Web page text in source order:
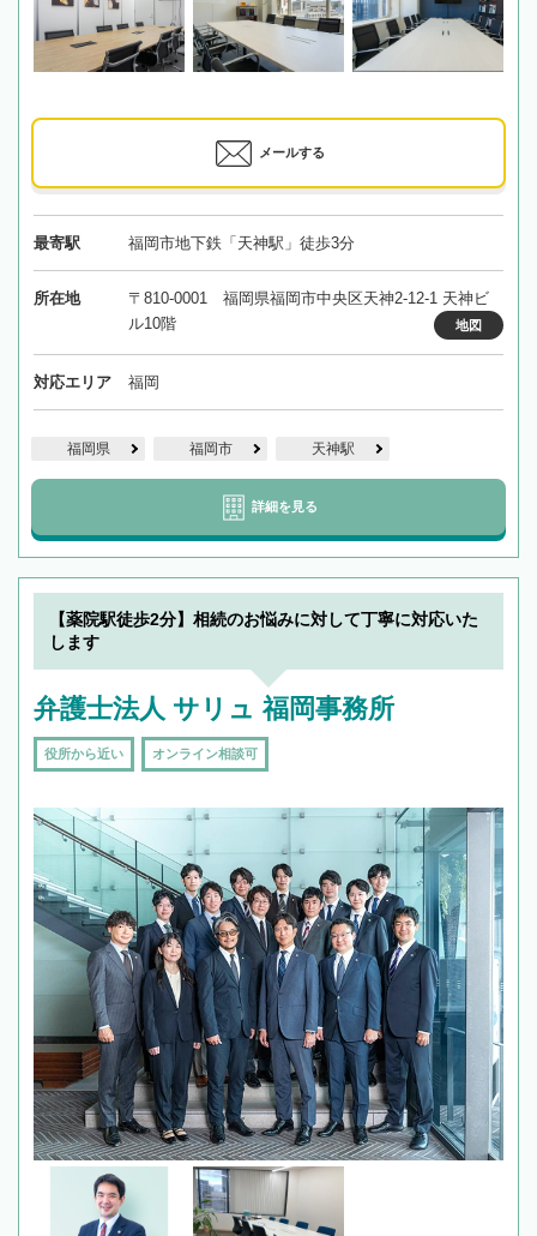
メールする
最寄駅 福岡市地下鉄「天神駅」徒歩3分
所在地
〒810-0001 福岡県福岡市中央区天神2-12-1 天神ビ
ル10階
地図
対応エリア 福岡
福岡県 福岡市 天神駅
詳細を見る
【薬院駅徒歩2分】相続のお悩みに対して丁寧に対応いた
します
弁護士法人 サリュ 福岡事務所
役所から近い オンライン相談可